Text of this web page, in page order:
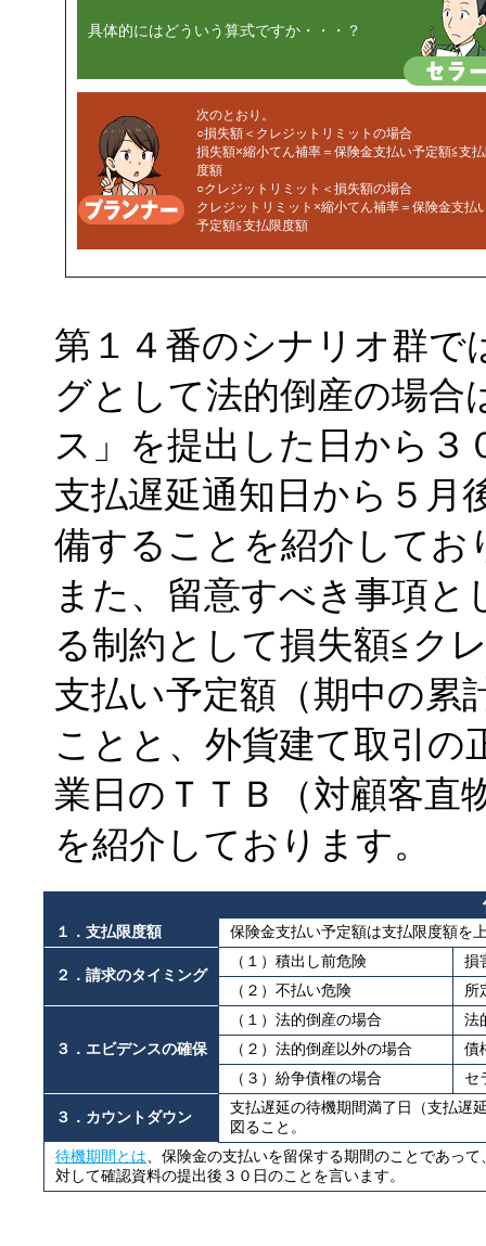
具体的にはどういう算式ですか・・・？
次のとおり。
○損失額＜クレジットリミットの場合
損失額×縮小てん補率＝保険金支払い予定額≦支
度額
○クレジットリミット＜損失額の場合
クレジットリミット×縮小てん補率＝保険金支払
予定額≦支払限度額
第１４番のシナリオ群で
グとして法的倒産の場合
ス」を提出した日から３
支払遅延通知日から５月
備することを紹介してお
また、留意すべき事項
る制約として損失額≦ク
支払い予定額（期中の累
ことと、外貨建て取引の
業日のＴＴＢ（対顧客直
を紹介しております。
１．支払限度額 保険金支払い予定額は支払限度額を
２．請求のタイミング
（１）積出し前危険
損
（２）不払い危険
所
３．エビデンスの確保
（１）法的倒産の場合
法
（２）法的倒産以外の場合
債
（３）紛争債権の場合
セ
３．カウントダウン
支払遅延の待機期間満了日（支払遅
図ること。
待機期間とは 、保険金の支払いを留保する期間のことであっ
対して確認資料の提出後３０日のことを言います。